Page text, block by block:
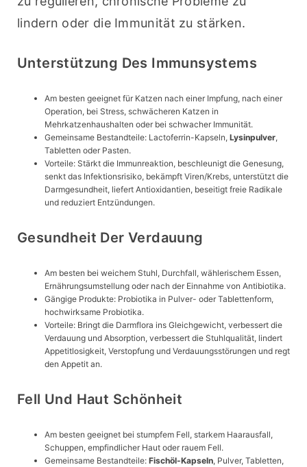
lindern oder die Immunität zu stärken.
Unterstützung Des Immunsystems
Am besten geeignet für Katzen nach einer Impfung, nach einer
Operation, bei Stress, schwächeren Katzen in
Mehrkatzenhaushalten oder bei schwacher Immunität.
Gemeinsame Bestandteile: Lactoferrin-Kapseln, Lysinpulver,
Tabletten oder Pasten.
Vorteile: Stärkt die Immunreaktion, beschleunigt die Genesung,
senkt das Infektionsrisiko, bekämpft Viren/Krebs, unterstützt die
Darmgesundheit, liefert Antioxidantien, beseitigt freie Radikale
und reduziert Entzündungen.
Gesundheit Der Verdauung
Am besten bei weichem Stuhl, Durchfall, wählerischem Essen,
Ernährungsumstellung oder nach der Einnahme von Antibiotika.
Gängige Produkte: Probiotika in Pulver- oder Tablettenform,
hochwirksame Probiotika.
Vorteile: Bringt die Darmflora ins Gleichgewicht, verbessert die
Verdauung und Absorption, verbessert die Stuhlqualität, lindert
Appetitlosigkeit, Verstopfung und Verdauungsstörungen und regt
den Appetit an.
Fell Und Haut Schönheit
Am besten geeignet bei stumpfem Fell, starkem Haarausfall,
Schuppen, empfindlicher Haut oder rauem Fell.
Gemeinsame Bestandteile: Fischöl-Kapseln, Pulver, Tabletten,